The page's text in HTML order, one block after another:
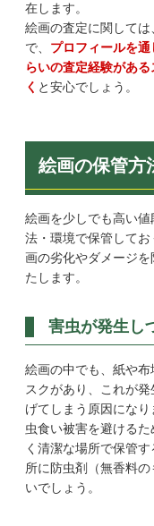
在します。
絵画の査定に関して
で、 プロフィールを
らいの査定経験があ
く と安心でしょう。
絵画の保管方
絵画を少しでも高い
法・環境で保管して
画の劣化やダメージ
たします。
害虫が発生し
絵画の中でも、紙や
スクがあり、これが
げてしまう原因になり
虫食い被害を避ける
く清潔な場所で保管
所に防虫剤（無香料
いでしょう。